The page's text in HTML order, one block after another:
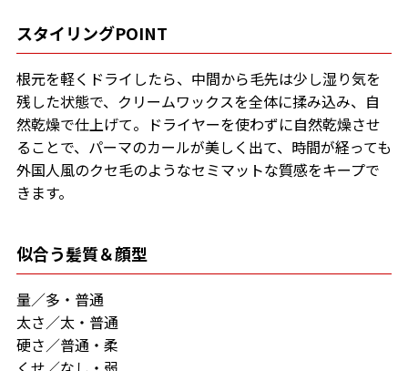
スタイリングPOINT
根元を軽くドライしたら、中間から毛先は少し湿り気を
残した状態で、クリームワックスを全体に揉み込み、自
然乾燥で仕上げて。ドライヤーを使わずに自然乾燥させ
ることで、パーマのカールが美しく出て、時間が経っても
外国人風のクセ毛のようなセミマットな質感をキープで
きます。
似合う髪質＆顔型
量／多・普通
太さ／太・普通
硬さ／普通・柔